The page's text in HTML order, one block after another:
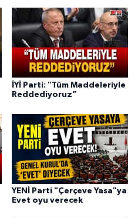
İYİ Parti: "Tüm Maddeleriyle
Reddediyoruz”
YENİ Parti "Çerçeve Yasa"ya
Evet oyu verecek